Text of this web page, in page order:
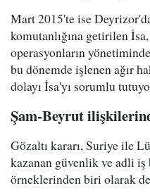
Mart 2015'te ise
komutanlığına getirilen
operasyonların
bu dönemde işlenen ağır
dolayı İsa'yı sorumlu
Şam-Beyrut
Gözaltı kararı, Suriye ile
kazanan güvenlik ve adli
örneklerinden biri olarak